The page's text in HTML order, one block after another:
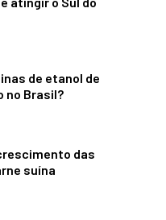
de etanol de
no Brasil?
das
suína